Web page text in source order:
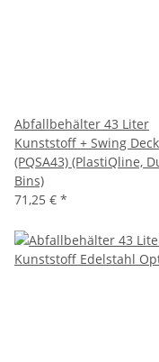
Abfallbehälter 43 Liter
Kunststoff + Swing
(PQSA43) (PlastiQline,
Bins)
71,25 € *